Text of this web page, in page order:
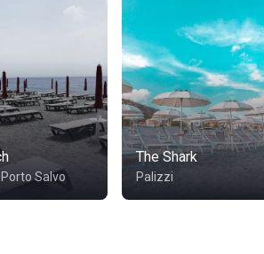
Salvo
The Shark
Palizzi